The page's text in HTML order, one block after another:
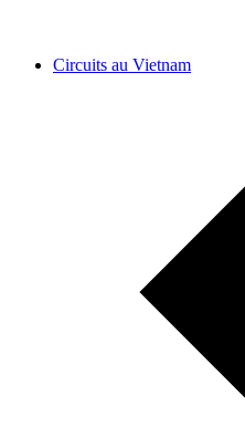
Circuits au Vietnam